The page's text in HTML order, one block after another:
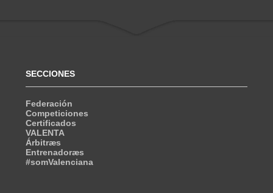
SECCIONES
Federación
Competiciones
Certificados
VALENTA
Árbitræs
Entrenadoræs
#somValenciana